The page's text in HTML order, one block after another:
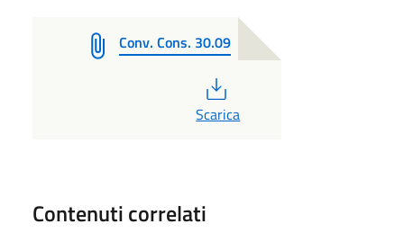
Conv. Cons. 30.09
Scarica
Contenuti correlati